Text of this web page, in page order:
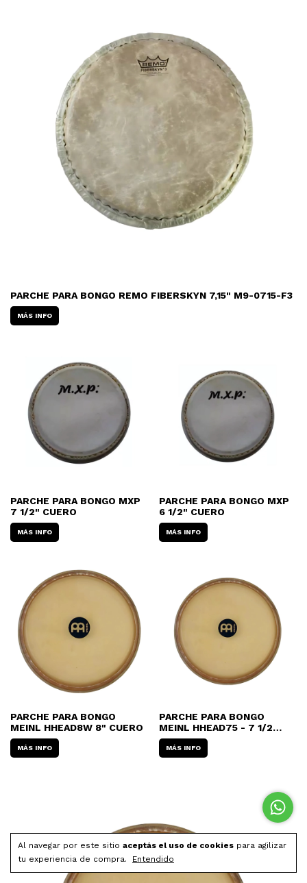
Al navegar por este sitio aceptás el uso de cookies para agilizar
tu experiencia de compra.
Entendido
PARCHE PARA BONGO REMO FIBERSKYN 7,15" M9-0715-F3
MÁS INFO
PARCHE PARA BONGO MXP
7 1/2" CUERO
MÁS INFO
PARCHE PARA BONGO MXP
6 1/2" CUERO
MÁS INFO
PARCHE PARA BONGO
MEINL HHEAD8W 8" CUERO
MÁS INFO
PARCHE PARA BONGO
MEINL HHEAD75 - 7 1/2
CUERO
MÁS INFO